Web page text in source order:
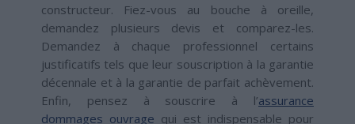
constructeur. Fiez-vous au bouche à oreille,
demandez plusieurs devis et comparez-les.
Demandez à chaque professionnel certains
justificatifs tels que leur souscription à la garantie
décennale et à la garantie de parfait achèvement.
Enfin, pensez à souscrire à l’assurance
dommages ouvrage qui est indispensable pour